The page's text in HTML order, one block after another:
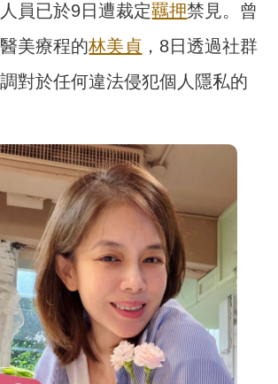
員已於9日遭裁定羈押禁見。曾
美療程的林美貞 ，8日透過社群
對於任何違法侵犯個人隱私的